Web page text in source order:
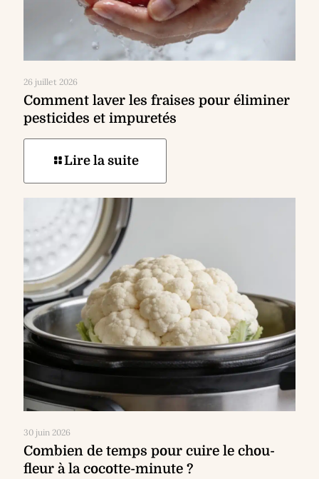
26 juillet 2026
Comment laver les fraises pour éliminer
pesticides et impuretés
Lire la suite
30 juin 2026
Combien de temps pour cuire le chou-
fleur à la cocotte-minute ?